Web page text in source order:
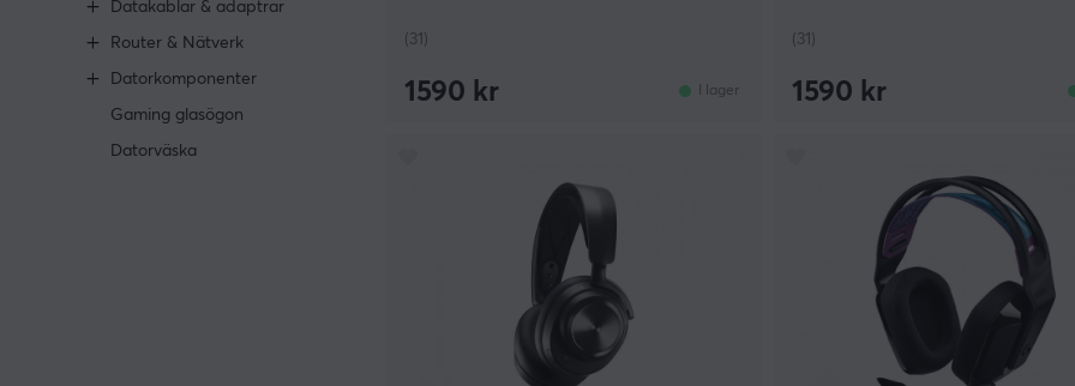
Datakablar & adaptrar
Router & Nätverk
Datorkomponenter
Gaming glasögon
Datorväska
(31)
1590 kr I lager
(31)
1590 kr